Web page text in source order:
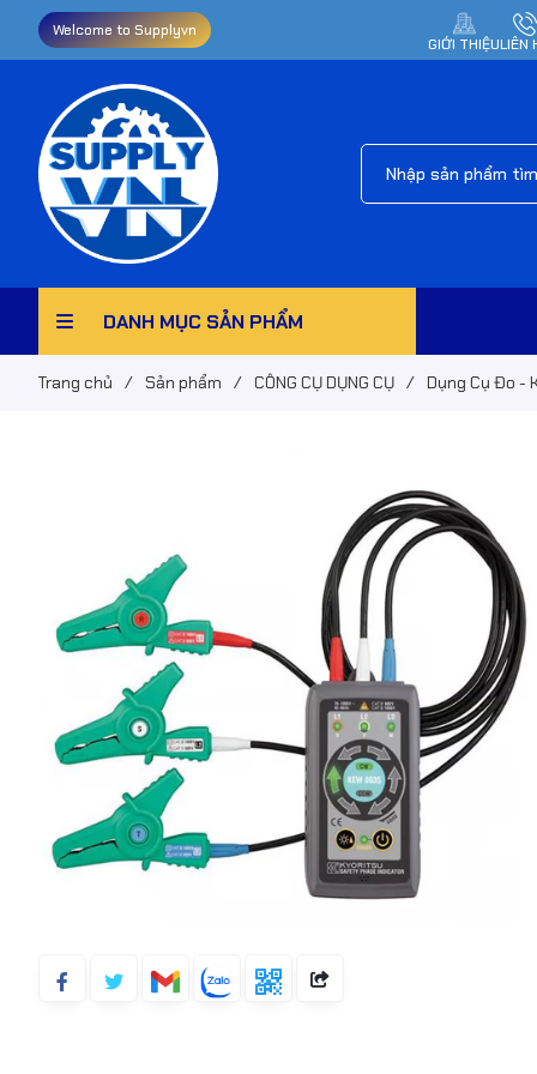
Welcome to Supplyvn
GIỚI THIỆULIÊN
DANH MỤC SẢN PHẨM
Trang chủ / Sản phẩm / CÔNG CỤ DỤNG CỤ / Dụng Cụ Đo -